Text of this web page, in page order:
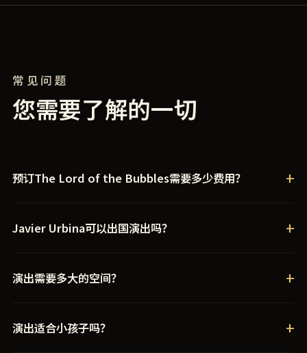
常见问题
您需要了解的一切
预订The Lord of the Bubbles需要多少费用？
每场演出的报价根据活动类型、地点和时长而定。请通过
Javier Urbina可以出国演出吗？
可以。Javier已在超过30个国家演出，包括为歌诗达邮
演出需要多大的空间？
标准演出至少需要6×6米的清洁区域。对于冰上表演或大
演出适合小孩子吗？